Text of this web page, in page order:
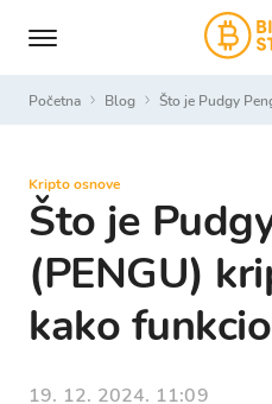
Početna Blog Što je Pudgy
Kripto osnove
Što je
(PENGU)
kako
19. 12. 2024. 11:09